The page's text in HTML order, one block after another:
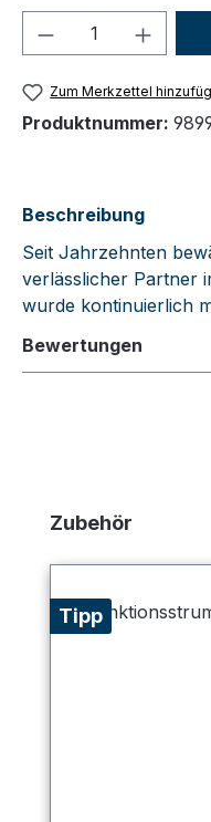
Produkt
Zum Merkzettel
Produktnummer:
Beschreibung
Seit Jahrzehnten
verlässlicher Partner
wurde kontinuierlich
Bewertungen
Produktgalerie
Zubehör
Tipp